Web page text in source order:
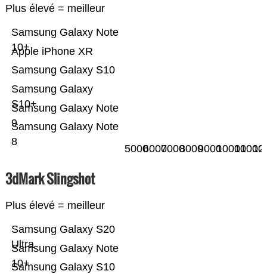
Plus élevé = meilleur
Samsung Galaxy Note
8
Samsung Galaxy Note
9
Samsung Galaxy
S10+
Samsung Galaxy S10
Apple iPhone XR
Samsung Galaxy Note
10+
500060007000800090001000011000
3dMark Slingshot
Plus élevé = meilleur
Samsung Galaxy S10
Samsung Galaxy Note
10+
Samsung Galaxy S20
Ultra